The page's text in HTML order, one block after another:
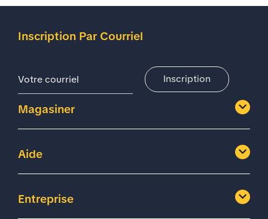
Magasiner
Aide
Entreprise
Inscription Par Courriel
Inscription